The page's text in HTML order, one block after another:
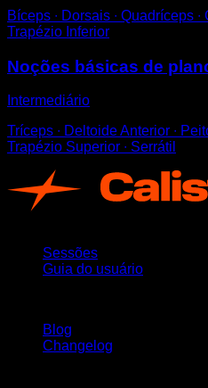
Bíceps ∙ Dorsais ∙ Quadríceps ∙
Trapézio Inferior
Noções básicas de
Intermediário
Tríceps ∙ Deltoide Anterior ∙
Trapézio Superior ∙ Serrátil
Sessões
Guia do usuário
Blog
Changelog